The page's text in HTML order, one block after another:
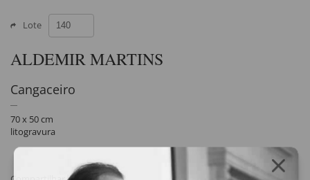
Lote
ALDEMIR MARTINS
Cangaceiro
70 x 50 cm
litogravura